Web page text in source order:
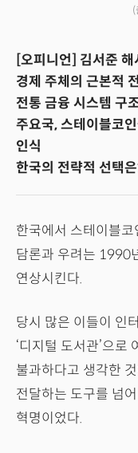
(
[오피니언] 김서준
경제 주체의 근본적
전통 금융 시스템 구
주요국, 스테이블코
인식
한국의 전략적 선택
한국에서 스테이블코
담론과 우려는 1990
연상시킨다.
당시 많은 이들이 인
‘디지털 도서관’으로
불과하다고 생각한
전달하는 도구를 넘
혁명이었다.